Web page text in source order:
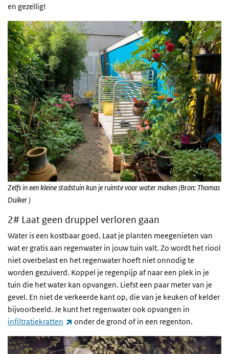
en gezellig!
Zelfs in een kleine stadstuin kun je ruimte voor water maken (Bron: Thomas
Duiker )
2# Laat geen druppel verloren gaan
Water is een kostbaar goed. Laat je planten meegenieten van
wat er gratis aan regenwater in jouw tuin valt. Zo wordt het riool
niet overbelast en het regenwater hoeft niet onnodig te
worden gezuiverd. Koppel je regenpijp af naar een plek in je
tuin die het water kan opvangen. Liefst een paar meter van je
gevel. En niet de verkeerde kant op, die van je keuken of kelder
bijvoorbeeld. Je kunt het regenwater ook opvangen in
infiltratiekratten
(externe link)
onder de grond of in een regenton.